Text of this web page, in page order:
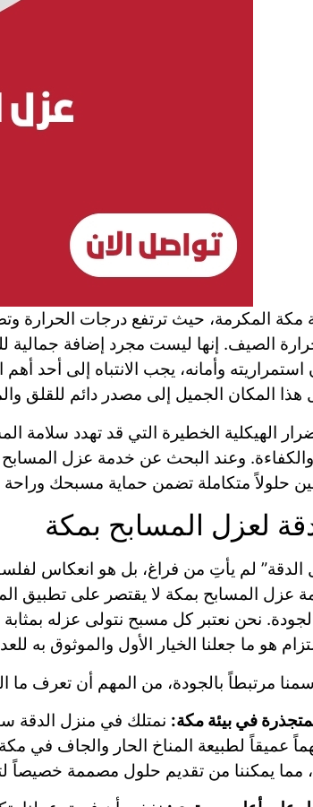
المكرمة، حيث ترتفع درجات الحرارة
الصيف. إنها ليست مجرد إضافة جمالية
وأمانه، يجب الانتباه إلى أحد
المكان الجميل إلى مصدر دائم للقلق
الهيكلية الخطيرة التي قد تهدد
والكفاءة. وعند البحث عن خدمة عزل
حلولاً متكاملة تضمن حماية مسبحك
لعزل المسابح بمكة
لم يأتِ من فراغ، بل هو انعكاس
عزل المسابح بمكة لا يقتصر على تطبيق
الجودة. نحن نعتبر كل مسبح نتولى عزله
هو ما جعلنا الخيار الأول والموثوق
مرتبطاً بالجودة، من المهم أن تعرف ما
في بيئة مكة: نمتلك في منزل الدقة
عميقاً لطبيعة المناخ الحار والجاف في
مما يمكننا من تقديم حلول مصممة